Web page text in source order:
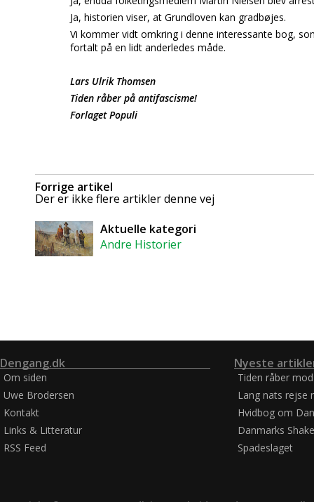
Ja, historien viser, at Grundloven kan gradbøjes.
Vi kommer vidt omkring i denne interessante bog,
fortalt på en lidt anderledes måde.
Lars Ulrik Thomsen
Tiden råber på antifascisme!
Forlaget Populi
Forrige artikel
Der er ikke flere artikler denne vej
Aktuelle kategori
Andre Historier
Dengang.dk
Om siden
Uwe Brodersen
Kontakt
Links & Litteratur
RSS Feed
Nyeste
Tiden råber
Lang nats rejse
Hvidbog om
Danmarks
Spadeslaget